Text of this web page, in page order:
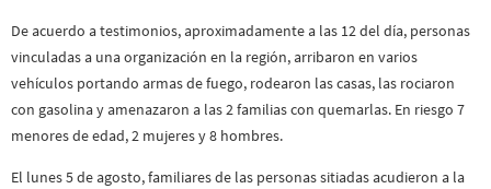
De acuerdo a testimonios, aproximadamente a las 12 del día, personas
vinculadas a una organización en la región, arribaron en varios
vehículos portando armas de fuego, rodearon las casas, las rociaron
con gasolina y amenazaron a las 2 familias con quemarlas. En riesgo 7
menores de edad, 2 mujeres y 8 hombres.
El lunes 5 de agosto, familiares de las personas sitiadas acudieron a la